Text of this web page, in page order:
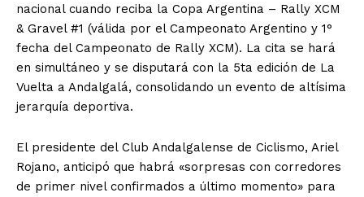
nacional cuando reciba la Copa Argentina – Rally XCM
& Gravel #1 (válida por el Campeonato Argentino y 1°
fecha del Campeonato de Rally XCM). La cita se hará
en simultáneo y se disputará con la 5ta edición de La
Vuelta a Andalgalá, consolidando un evento de altísima
jerarquía deportiva.
El presidente del Club Andalgalense de Ciclismo, Ariel
Rojano, anticipó que habrá «sorpresas con corredores
de primer nivel confirmados a último momento» para